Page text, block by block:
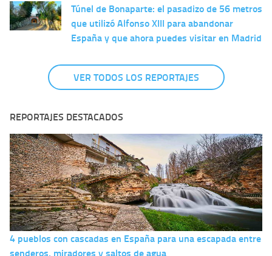
Túnel de Bonaparte: el pasadizo de 56 metros
que utilizó Alfonso XIII para abandonar
España y que ahora puedes visitar en Madrid
VER TODOS LOS REPORTAJES
REPORTAJES DESTACADOS
4 pueblos con cascadas en España para una escapada entre
senderos, miradores y saltos de agua